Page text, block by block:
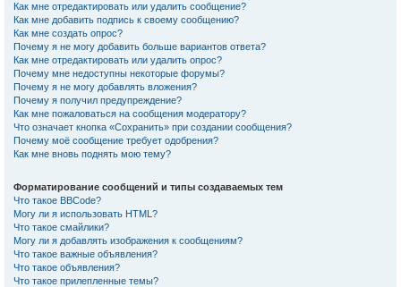
Как мне отредактировать или удалить сообщение?
Как мне добавить подпись к своему сообщению?
Как мне создать опрос?
Почему я не могу добавить больше вариантов ответа?
Как мне отредактировать или удалить опрос?
Почему мне недоступны некоторые форумы?
Почему я не могу добавлять вложения?
Почему я получил предупреждение?
Как мне пожаловаться на сообщения модератору?
Что означает кнопка «Сохранить» при создании сообщения?
Почему моё сообщение требует одобрения?
Как мне вновь поднять мою тему?
Форматирование сообщений и типы создаваемых тем
Что такое BBCode?
Могу ли я использовать HTML?
Что такое смайлики?
Могу ли я добавлять изображения к сообщениям?
Что такое важные объявления?
Что такое объявления?
Что такое прилепленные темы?